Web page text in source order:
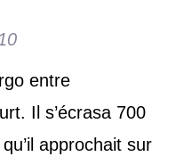
entre
Il s’écrasa 700
approchait sur